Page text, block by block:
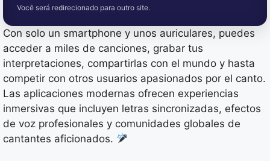
Você será redirecionado para outro site.
Con solo un smartphone y unos auriculares, puedes
acceder a miles de canciones, grabar tus
interpretaciones, compartirlas con el mundo y hasta
competir con otros usuarios apasionados por el canto.
Las aplicaciones modernas ofrecen experiencias
inmersivas que incluyen letras sincronizadas, efectos
de voz profesionales y comunidades globales de
cantantes aficionados.